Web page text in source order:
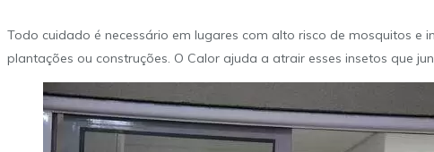
Todo cuidado é necessário em lugares com alto risco de mosquitos e
plantações ou construções. O Calor ajuda a atrair esses insetos que